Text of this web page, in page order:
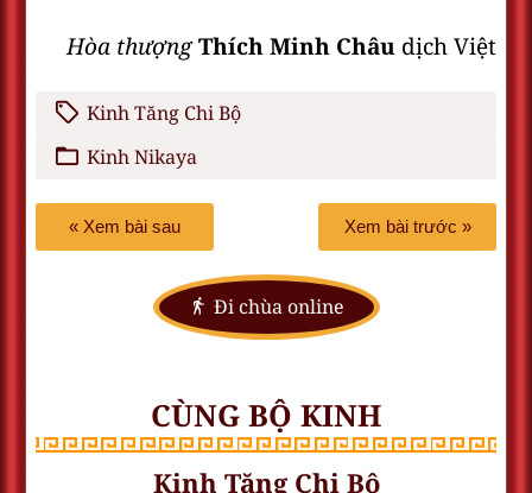
Hòa thượngThích Minh Châu dịch Việt
Kinh Tăng Chi Bộ
Kinh Nikaya
« Xem bài sau Xem bài trước »
Đi chùa online
CÙNG BỘ KINH
Kinh Tăng Chi Bộ